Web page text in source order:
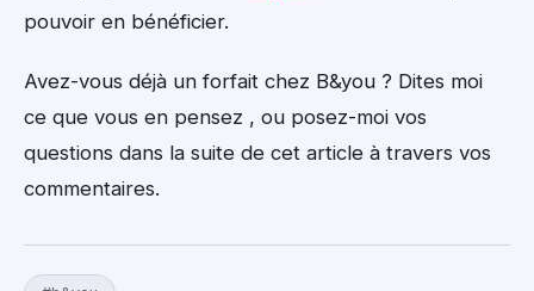
pouvoir en bénéficier.
Avez-vous déjà un forfait chez B&you ? Dites moi
ce que vous en pensez , ou posez-moi vos
questions dans la suite de cet article à travers vos
commentaires.